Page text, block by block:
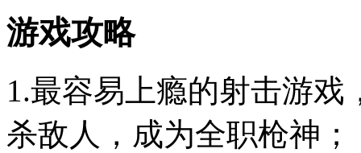
游戏攻略
1.最容易上瘾的射击游
杀敌人，成为全职枪神；